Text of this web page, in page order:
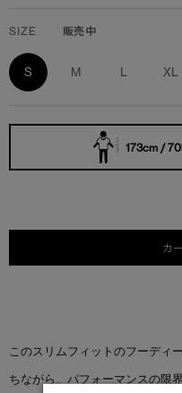
SIZE 販売中
S M L XL
173cm /
カ
このスリムフィットのフーディ
ちながら、パフォーマンスの限